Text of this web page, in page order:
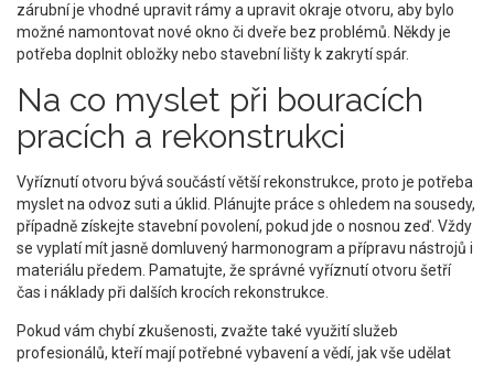
zárubní je vhodné upravit rámy a upravit okraje otvoru, aby bylo
možné namontovat nové okno či dveře bez problémů. Někdy je
potřeba doplnit obložky nebo stavební lišty k zakrytí spár.
Na co myslet při bouracích
pracích a rekonstrukci
Vyříznutí otvoru bývá součástí větší rekonstrukce, proto je potřeba
myslet na odvoz suti a úklid. Plánujte práce s ohledem na sousedy,
případně získejte stavební povolení, pokud jde o nosnou zeď. Vždy
se vyplatí mít jasně domluvený harmonogram a přípravu nástrojů i
materiálu předem. Pamatujte, že správné vyříznutí otvoru šetří
čas i náklady při dalších krocích rekonstrukce.
Pokud vám chybí zkušenosti, zvažte také využití služeb
profesionálů, kteří mají potřebné vybavení a vědí, jak vše udělat